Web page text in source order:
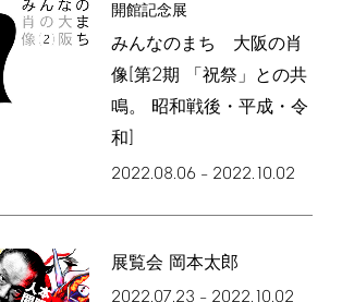
開館記念展
みんなのまち 大阪の肖
像[第2期 「祝祭」との共
鳴。 昭和戦後・平成・令
和]
2022.08.06– 2022.10.02
展覧会 岡本太郎
2022.07.23 – 2022.10.02